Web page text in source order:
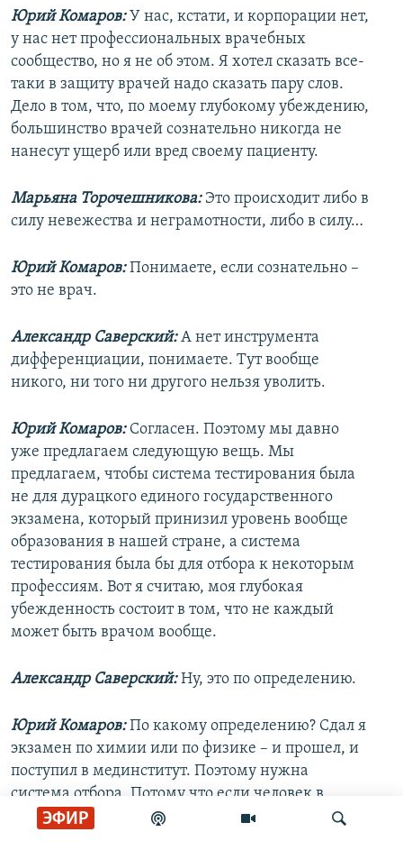
ЭФИР
Юрий Комаров:У нас, кстати, и корпорации нет,
у нас нет профессиональных врачебных
сообщество, но я не об этом. Я хотел сказать все-
таки в защиту врачей надо сказать пару слов.
Дело в том, что, по моему глубокому убеждению,
большинство врачей сознательно никогда не
нанесут ущерб или вред своему пациенту.
Марьяна Торочешникова:Это происходит либо в
силу невежества и неграмотности, либо в силу…
Юрий Комаров:Понимаете, если сознательно –
это не врач.
Александр Саверский:А нет инструмента
дифференциации, понимаете. Тут вообще
никого, ни того ни другого нельзя уволить.
Юрий Комаров:Согласен. Поэтому мы давно
уже предлагаем следующую вещь. Мы
предлагаем, чтобы система тестирования была
не для дурацкого единого государственного
экзамена, который принизил уровень вообще
образования в нашей стране, а система
тестирования была бы для отбора к некоторым
профессиям. Вот я считаю, моя глубокая
убежденность состоит в том, что не каждый
может быть врачом вообще.
Александр Саверский:Ну, это по определению.
Юрий Комаров:По какому определению? Сдал я
экзамен по химии или по физике – и прошел, и
поступил в мединститут. Поэтому нужна
система отбора. Потому что если человек в
детстве мучил кошек, из него в лучшем случае